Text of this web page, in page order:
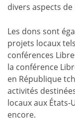
divers aspects
Les dons sont
projets locaux
conférences
la conférence
en République
activités
locaux aux États-
encore.